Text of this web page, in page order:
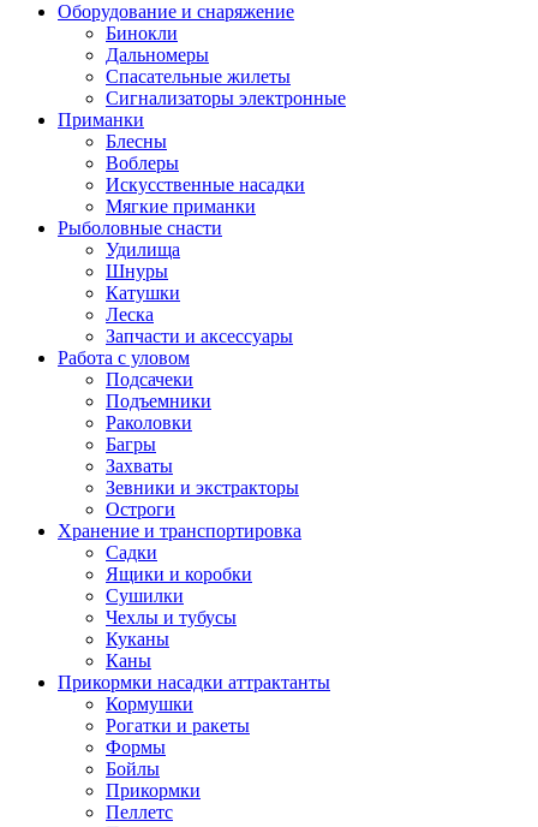
Оборудование и снаряжение
Бинокли
Дальномеры
Спасательные жилеты
Сигнализаторы электронные
Приманки
Блесны
Воблеры
Искусственные насадки
Мягкие приманки
Рыболовные снасти
Удилища
Шнуры
Катушки
Леска
Запчасти и аксессуары
Работа с уловом
Подсачеки
Подъемники
Раколовки
Багры
Захваты
Зевники и экстракторы
Остроги
Хранение и транспортировка
Садки
Ящики и коробки
Сушилки
Чехлы и тубусы
Куканы
Каны
Прикормки насадки аттрактанты
Кормушки
Рогатки и ракеты
Формы
Бойлы
Прикормки
Пеллетс